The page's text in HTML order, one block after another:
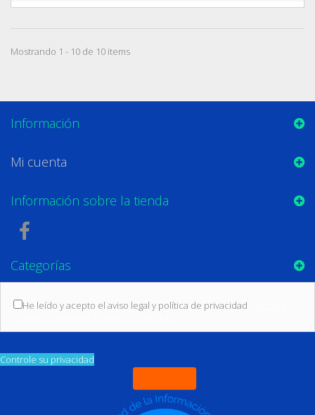
Mostrando 1 - 10 de 10 items
Información
Mi cuenta
Información sobre la tienda
Categorías
He leído y acepto el aviso legal y política de privacidad
Controle su privacidad